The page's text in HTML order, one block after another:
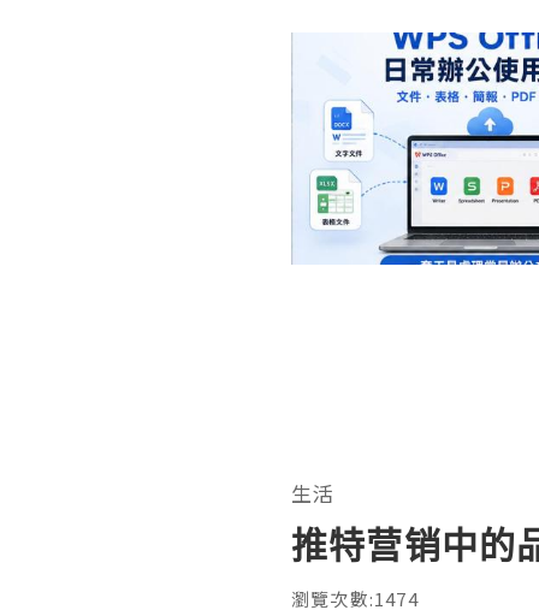
生活
推特营销中的
瀏覽次數:1474